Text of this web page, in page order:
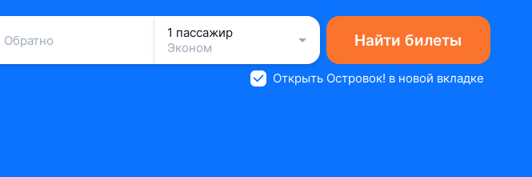
Обратно
1 пассажир
Эконом
Найти билеты
Открыть Островок! в новой вкладке